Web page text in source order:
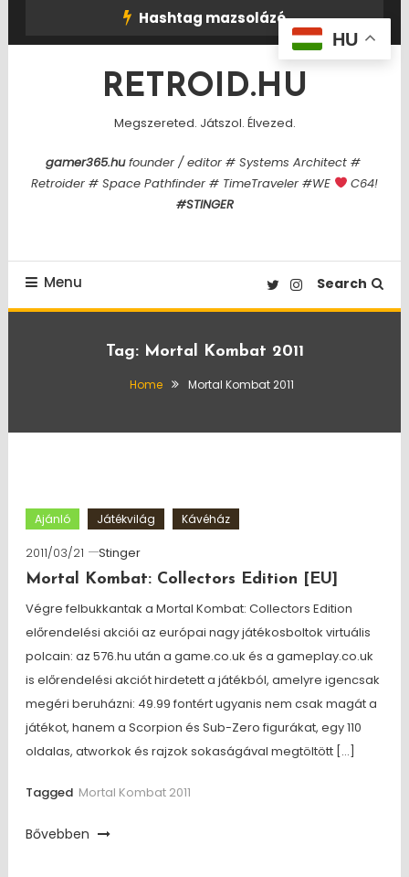
Hashtag mazsolázó
RETROID.HU
Megszereted. Játszol. Élvezed.
gamer365.hufounder / editor # Systems Architect #
Retroider # Space Pathfinder # TimeTraveler #WE
C64!
#STINGER
Menu Search
Tag: Mortal Kombat 2011
Home Mortal Kombat 2011
Ajánló Játékvilág Kávéház
2011/03/21
Stinger
Mortal Kombat: Collectors Edition [EU]
Végre felbukkantak a Mortal Kombat: Collectors Edition
előrendelési akciói az európai nagy játékosboltok virtuális
polcain: az 576.hu után a game.co.uk és a gameplay.co.uk
is előrendelési akciót hirdetett a játékból, amelyre igencsak
megéri beruházni: 49.99 fontért ugyanis nem csak magát a
játékot, hanem a Scorpion és Sub-Zero figurákat, egy 110
oldalas, atworkok és rajzok sokaságával megtöltött […]
Tagged Mortal Kombat 2011
Bővebben
HU